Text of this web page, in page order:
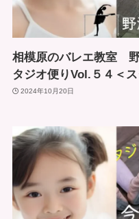
相模原のバレエ教室
タジオ便りVol.５４＜
2024年10月20日